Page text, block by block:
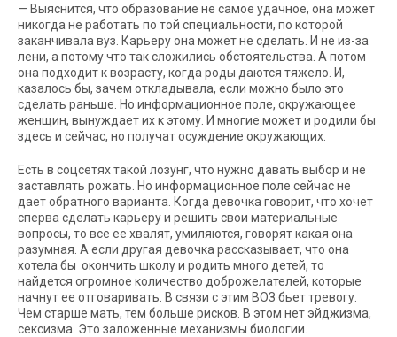
— Выяснится, что образование не самое удачное, она может
никогда не работать по той специальности, по которой
заканчивала вуз. Карьеру она может не сделать. И не из-за
лени, а потому что так сложились обстоятельства. А потом
она подходит к возрасту, когда роды даются тяжело. И,
казалось бы, зачем откладывала, если можно было это
сделать раньше. Но информационное поле, окружающее
женщин, вынуждает их к этому. И многие может и родили бы
здесь и сейчас, но получат осуждение окружающих.
Есть в соцсетях такой лозунг, что нужно давать выбор и не
заставлять рожать. Но информационное поле сейчас не
дает обратного варианта. Когда девочка говорит, что хочет
сперва сделать карьеру и решить свои материальные
вопросы, то все ее хвалят, умиляются, говорят какая она
разумная. А если другая девочка рассказывает, что она
хотела бы окончить школу и родить много детей, то
найдется огромное количество доброжелателей, которые
начнут ее отговаривать. В связи с этим ВОЗ бьет тревогу.
Чем старше мать, тем больше рисков. В этом нет эйджизма,
сексизма. Это заложенные механизмы биологии.